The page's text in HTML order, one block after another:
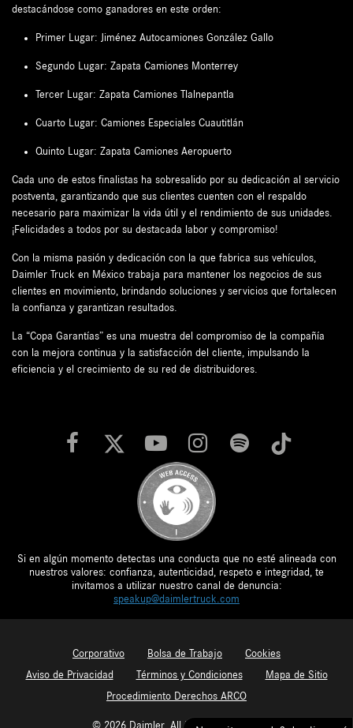
destacándose como ganadores en este orden:
Primer Lugar: Jiménez Autocamiones González Gallo
Segundo Lugar: Zapata Camiones Monterrey
Tercer Lugar: Zapata Camiones Tlalnepantla
Cuarto Lugar: Camiones Especiales Cuautitlán
Quinto Lugar: Zapata Camiones Aeropuerto
Cada uno de estos finalistas ha sobresalido por su dedicación al servicio
postventa, garantizando que sus clientes cuenten con el respaldo
necesario para maximizar la vida útil y el rendimiento de sus unidades.
¡Felicidades a todos por su destacada labor y compromiso!
Con la misma pasión y dedicación con la que fabrica sus vehículos,
Daimler Truck en México trabaja para mantener los negocios de sus
clientes en movimiento, brindando soluciones y servicios que fortalecen
la confianza y garantizan resultados.
La “Copa Garantías” es una muestra del compromiso de la compañía
con la mejora continua y la satisfacción del cliente, impulsando la
eficiencia y el crecimiento de su red de distribuidores.
Si en algún momento detectas una conducta que no esté alineada con
nuestros valores: confianza, autenticidad, respeto e integridad, te
invitamos a utilizar nuestro canal de denuncia:
speakup@daimlertruck.com
Corporativo Bolsa de Trabajo
Cookies
Aviso de Privacidad
Términos y Condiciones
Mapa de Sitio
Procedimiento Derechos ARCO